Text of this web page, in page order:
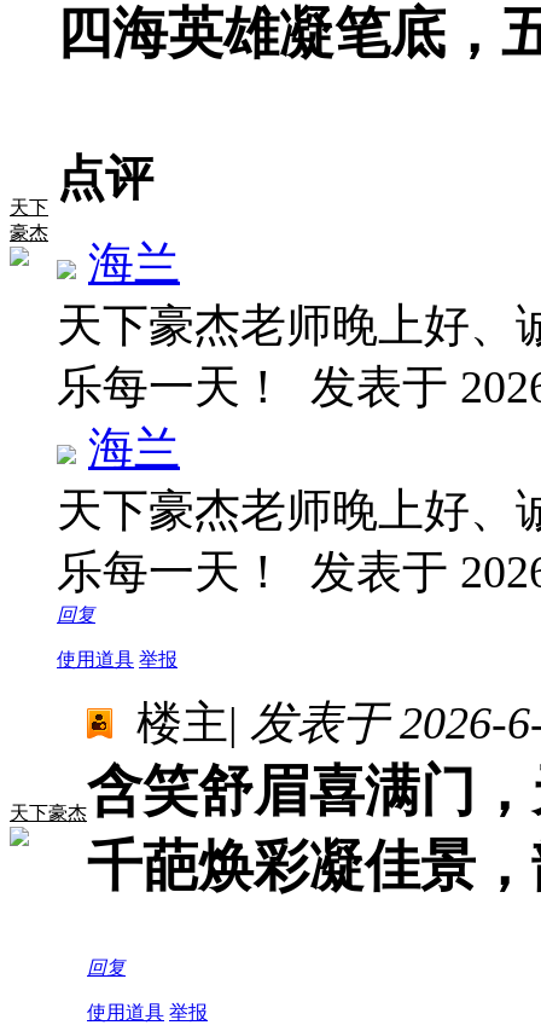
天下
豪杰
四海英雄凝笔底，
点评
海兰
天下豪杰老师晚上好、
乐每一天！ 发表于
海兰
天下豪杰老师晚上好、
乐每一天！ 发表于
回复
使用道具 举报
天下豪杰
楼主| 发表于 2026-
含笑舒眉喜满门
千葩焕彩凝佳景
回复
使用道具 举报